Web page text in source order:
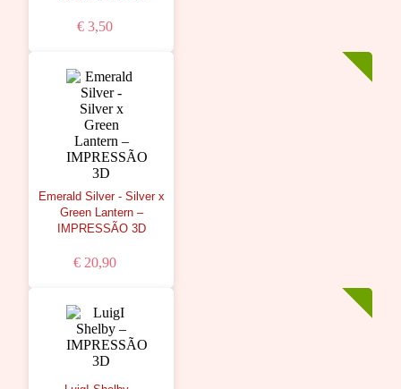
€ 3,50
Emerald Silver - Silver x
Green Lantern –
IMPRESSÃO 3D
€ 20,90